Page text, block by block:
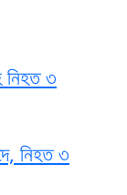
নিহত ৩
নিহত ৩